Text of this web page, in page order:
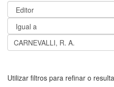
Utilizar filtros para refinar o